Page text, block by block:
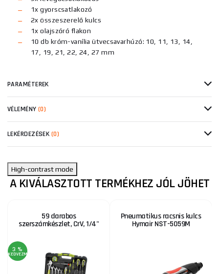
1x gyorscsatlakozó
2x összeszerelő kulcs
1x olajszóró flakon
10 db króm-vanília ütvecsavarhúzó: 10, 11, 13, 14,
17, 19, 21, 22, 24, 27 mm
PARAMÉTEREK
VÉLEMÉNY (0)
LEKÉRDEZÉSEK (0)
High-contrast mode
A KIVÁLASZTOTT TERMÉKHEZ JÓL JÖHET
59 darabos
szerszámkészlet, CrV, 1/4"
3 %
KEDVEZMÉNY
Pneumatikus racsnis kulcs
Hymair NST-5059M